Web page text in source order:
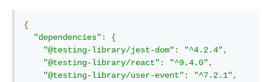
{
"dependencies" :
{
"@testing-library/jest-dom" : "^4.2.4",
"@testing-library/react" : "^9.4.0",
"@testing-library/user-event" : "^7.2.1",